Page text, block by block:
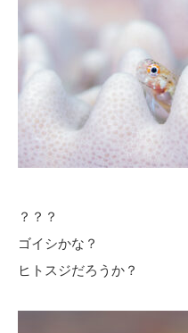
？？？
ゴイシかな？
ヒトスジだろうか？